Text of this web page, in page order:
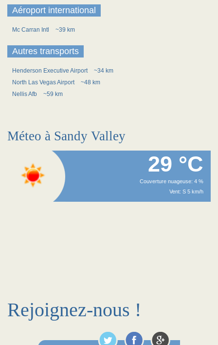
Aéroport international
Mc Carran Intl ~39 km
Autres transports
Henderson Executive Airport
~34 km
North Las Vegas Airport
~48 km
Nellis Afb
~59 km
Méteo à Sandy Valley
29 °C
Couverture nuageuse: 4 %
Vent: S 5 km/h
Rejoignez-nous !